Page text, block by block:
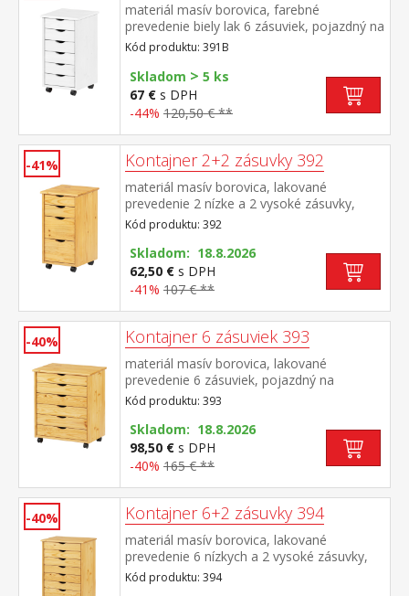
materiál masív borovica, farebné
prevedenie biely lak 6 zásuviek, pojazdný na
kolieskach vnútorný rozmer zásuvky (š/h/v)
26,7 × 32,5 × 6 cm
Kód produktu: 391B
Skladom > 5 ks
67 € s DPH
-44% 120,50 € **
-41% Kontajner 2+2 zásuvky 392
materiál masív borovica, lakované
prevedenie 2 nízke a 2 vysoké zásuvky,
pojazdný na kolieskach
Kód produktu: 392
Skladom: 18.8.2026
62,50 € s DPH
-41% 107 € **
-40% Kontajner 6 zásuviek 393
materiál masív borovica, lakované
prevedenie 6 zásuviek, pojazdný na
kolieskach
Kód produktu: 393
Skladom: 18.8.2026
98,50 € s DPH
-40% 165 € **
-40% Kontajner 6+2 zásuvky 394
materiál masív borovica, lakované
prevedenie 6 nízkych a 2 vysoké zásuvky,
pojazdný na kolieskach
Kód produktu: 394